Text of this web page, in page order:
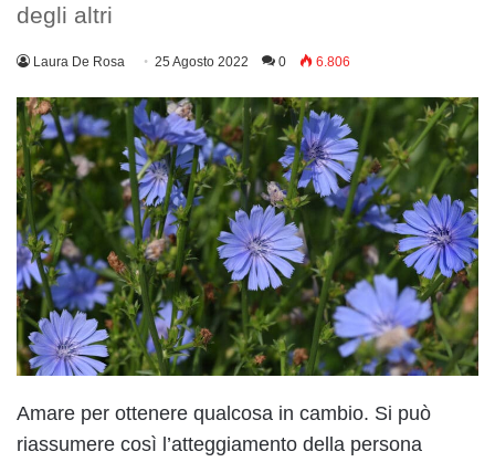
degli altri
Laura De Rosa 25 Agosto 2022 0 6.806
Amare per ottenere qualcosa in cambio. Si può
riassumere così l’atteggiamento della persona